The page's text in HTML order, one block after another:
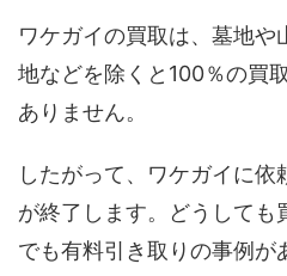
ワケガイの買取は、墓地や
地などを除くと100％の買
ありません。
したがって、ワケガイに
が終了します。どうしても
でも有料引き取りの事例が